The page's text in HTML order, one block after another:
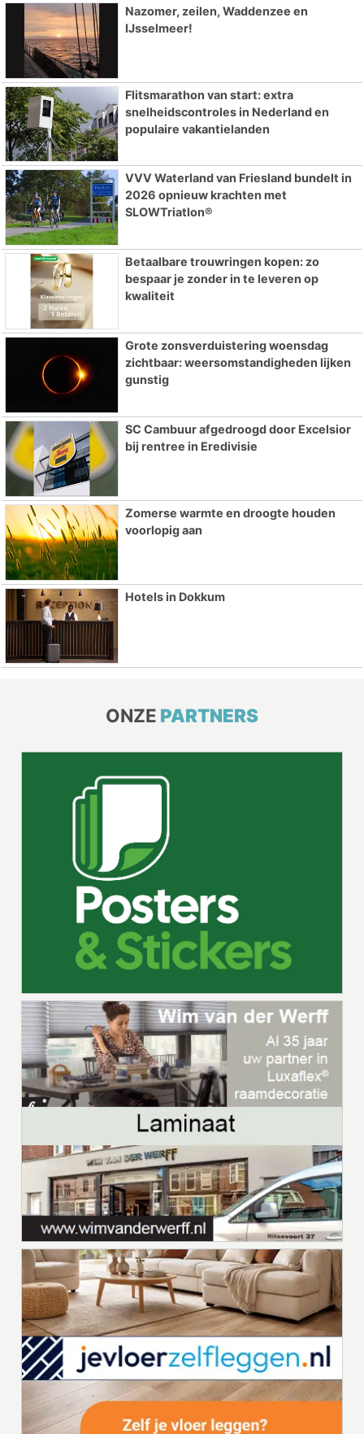
Nazomer, zeilen, Waddenzee en
IJsselmeer!
Flitsmarathon van start: extra
snelheidscontroles in Nederland en
populaire vakantielanden
VVV Waterland van Friesland bundelt in
2026 opnieuw krachten met
SLOWTriatlon®
Betaalbare trouwringen kopen: zo
bespaar je zonder in te leveren op
kwaliteit
Grote zonsverduistering woensdag
zichtbaar: weersomstandigheden lijken
gunstig
SC Cambuur afgedroogd door Excelsior
bij rentree in Eredivisie
Zomerse warmte en droogte houden
voorlopig aan
Hotels in Dokkum
ONZE PARTNERS